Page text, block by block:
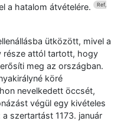
a hatalom átvételére. Ref,
ütközött, mivel a
része attól tartott, hogy
meg az országban.
köré
nevelkedett öccsét,
végül egy kivételes
szertartást 1173. január